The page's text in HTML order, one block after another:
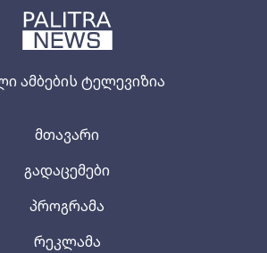
ამბების ტელევიზია
მთავარი
გადაცემები
პროგრამა
რეკლამა